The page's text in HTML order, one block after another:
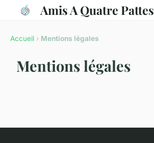
Amis A Quatre Pattes
Accueil › Mentions légales
Mentions légales